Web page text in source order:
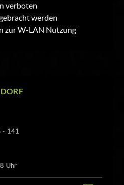
verboten
werden
zur W-LAN Nutzung
- 141
Uhr